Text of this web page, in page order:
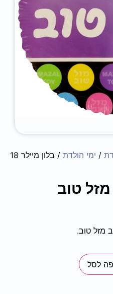
/ ימי הולדת
/ בלון מיילר 18
לסל